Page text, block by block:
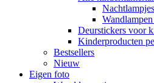
Deurstickers voor
Kinderproducten
Bestsellers
Nieuw
Eigen foto